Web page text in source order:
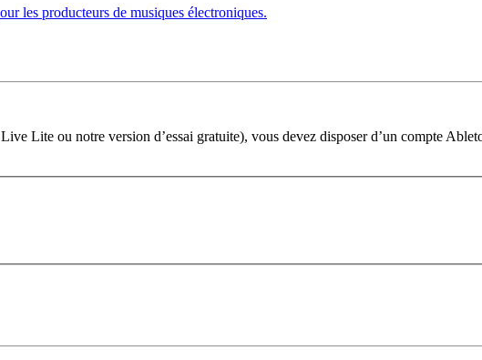
les producteurs de musiques électroniques.
Lite ou notre version d’essai gratuite), vous devez disposer d’un compte